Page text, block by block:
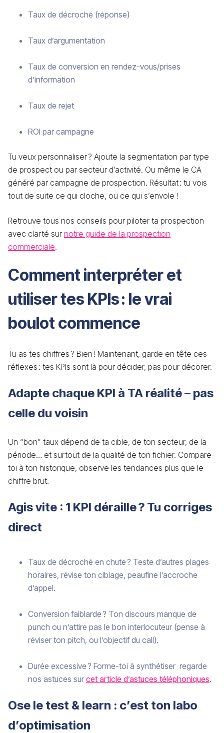
Taux de décroché (réponse)
Taux d’argumentation
Taux de conversion en rendez-vous/prises
d’information
Taux de rejet
ROI par campagne
Tu veux personnaliser ? Ajoute la segmentation par type
de prospect ou par secteur d’activité. Ou même le CA
généré par campagne de prospection. Résultat : tu vois
tout de suite ce qui cloche, ou ce qui s’envole !
Retrouve tous nos conseils pour piloter ta prospection
avec clarté sur notre guide de la prospection
commerciale.
Comment interpréter et
utiliser tes KPIs : le vrai
boulot commence
Tu as tes chiffres ? Bien ! Maintenant, garde en tête ces
réflexes : tes KPIs sont là pour décider, pas pour décorer.
Adapte chaque KPI à TA réalité – pas
celle du voisin
Un “bon” taux dépend de ta cible, de ton secteur, de la
période… et surtout de la qualité de ton fichier. Compare-
toi à ton historique, observe les tendances plus que le
chiffre brut.
Agis vite : 1 KPI déraille ? Tu corriges
direct
Taux de décroché en chute ? Teste d’autres plages
horaires, révise ton ciblage, peaufine l’accroche
d’appel.
Conversion faiblarde ? Ton discours manque de
punch ou n’attire pas le bon interlocuteur (pense à
réviser ton pitch, ou l’objectif du call).
Durée excessive ? Forme-toi à synthétiser regarde
nos astuces sur cet article d’astuces téléphoniques.
Ose le test & learn : c’est ton labo
d’optimisation